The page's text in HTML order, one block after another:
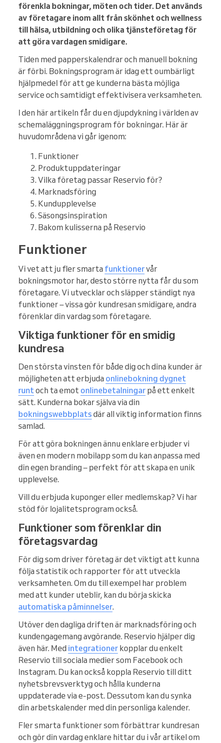
förenkla bokningar, möten och tider. Det används
av företagare inom allt från skönhet och wellness
till hälsa, utbildning och olika tjänsteföretag för
att göra vardagen smidigare.
Tiden med papperskalendrar och manuell bokning
är förbi. Bokningsprogram är idag ett oumbärligt
hjälpmedel för att ge kunderna bästa möjliga
service och samtidigt effektivisera verksamheten.
I den här artikeln får du en djupdykning i världen av
schemaläggningsprogram för bokningar. Här är
huvudområdena vi går igenom:
Funktioner
Produktuppdateringar
Vilka företag passar Reservio för?
Marknadsföring
Kundupplevelse
Säsongsinspiration
Bakom kulisserna på Reservio
Funktioner
Vi vet att ju fler smarta funktionervår
bokningsmotor har, desto större nytta får du som
företagare. Vi utvecklar och släpper ständigt nya
funktioner – vissa gör kundresan smidigare, andra
förenklar din vardag som företagare.
Viktiga funktioner för en smidig
kundresa
Den största vinsten för både dig och dina kunder är
möjligheten att erbjuda onlinebokning dygnet
runtoch ta emot onlinebetalningar på ett enkelt
sätt. Kunderna bokar själva via din
bokningswebbplatsdär all viktig information finns
samlad.
För att göra bokningen ännu enklare erbjuder vi
även en modern mobilapp som du kan anpassa med
din egen branding – perfekt för att skapa en unik
upplevelse.
Vill du erbjuda kuponger eller medlemskap? Vi har
stöd för lojalitetsprogram också.
Funktioner som förenklar din
företagsvardag
För dig som driver företag är det viktigt att kunna
följa statistik och rapporter för att utveckla
verksamheten. Om du till exempel har problem
med att kunder uteblir, kan du börja skicka
automatiska påminnelser.
Utöver den dagliga driften är marknadsföring och
kundengagemang avgörande. Reservio hjälper dig
även här. Med integrationer kopplar du enkelt
Reservio till sociala medier som Facebook och
Instagram. Du kan också koppla Reservio till ditt
nyhetsbrevsverktyg och hålla kunderna
uppdaterade via e-post. Dessutom kan du synka
din arbetskalender med din personliga kalender.
Fler smarta funktioner som förbättrar kundresan
och gör din vardag enklare hittar du i vår artikel om